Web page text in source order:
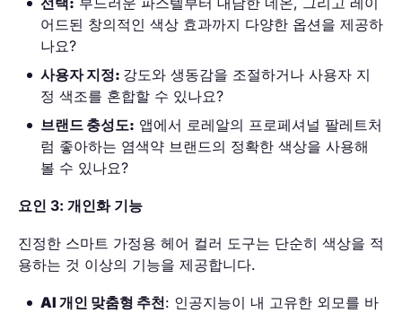
어드된 창의적인 색상 효과까지 다양한 옵션을 제공하
나요?
사용자 지정: 강도와 생동감을 조절하거나 사용자 지
정 색조를 혼합할 수 있나요?
브랜드 충성도: 앱에서 로레알의 프로페셔널 팔레트처
럼 좋아하는 염색약 브랜드의 정확한 색상을 사용해
볼 수 있나요?
요인 3: 개인화 기능
진정한 스마트 가정용 헤어 컬러 도구는 단순히 색상을 적
용하는 것 이상의 기능을 제공합니다.
AI 개인 맞춤형 추천: 인공지능이 내 고유한 외모를 바